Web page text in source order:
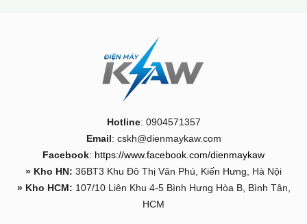
Bơm hơi: Bơm khí vào các khoang của bể để tạo hình.
Lắp mái che: Chèn gậy định hình vào khung mái, sau đó
cố định dây buộc mái vào thành bể.
Hotline: 0904571357
Email: cskh@dienmaykaw.com
Facebook: https://www.facebook.com/dienmaykaw
» Kho HN: 36BT3 Khu Đô Thị Văn Phú, Kiến Hưng, Hà Nội
» Kho HCM: 107/10 Liên Khu 4-5 Bình Hưng Hòa B, Bình Tân,
HCM